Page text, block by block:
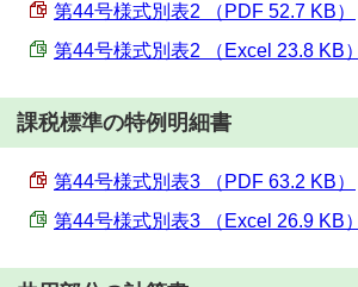
第44号様式別表2 （PDF 52.7 KB）
第44号様式別表2 （Excel 23.8 KB）
課税標準の特例明細書
第44号様式別表3 （PDF 63.2 KB）
第44号様式別表3 （Excel 26.9 KB）